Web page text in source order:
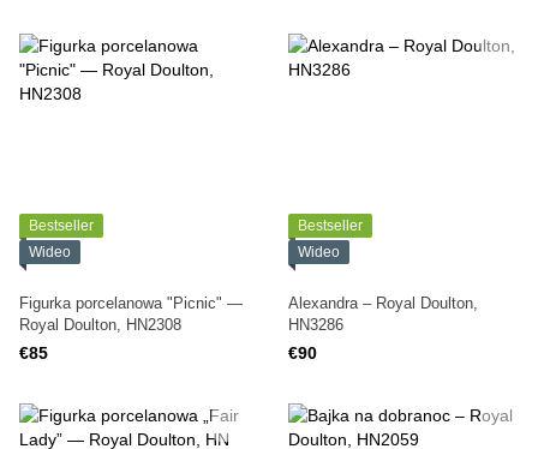
Bestseller
Wideo
Figurka porcelanowa "Picnic" —
Royal Doulton, HN2308
€85
Bestseller
Wideo
Alexandra – Royal Doulton,
HN3286
€90